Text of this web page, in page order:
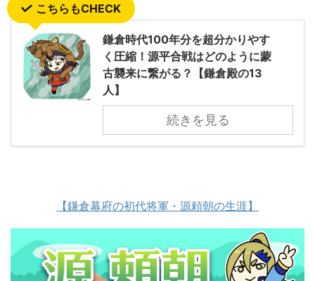
こちらもCHECK
鎌倉時代100年分を超分かりやす
く圧縮！源平合戦はどのように蒙
古襲来に繋がる？【鎌倉殿の13
人】
続きを見る
【鎌倉幕府の初代将軍・源頼朝の生涯】